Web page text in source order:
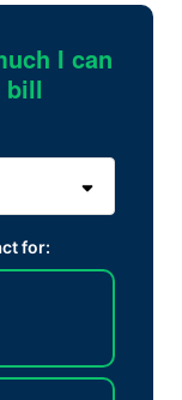
I can
bill
for: